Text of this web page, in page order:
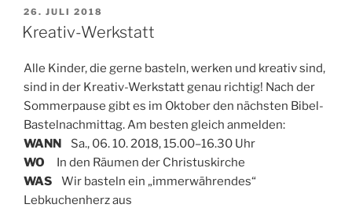
VERÖFFENTLICHT
AM
26. JULI 2018
Kreativ-Werkstatt
Alle Kinder, die gerne basteln, werken und kreativ sind,
sind in der Kreativ-Werkstatt genau richtig! Nach der
Sommerpause gibt es im Oktober den nächsten Bibel-
Bastelnachmittag. Am besten gleich anmelden:
WANN
Sa., 06. 10. 2018, 15.00–16.30 Uhr
WO In den Räumen der Christuskirche
WAS Wir basteln ein „immerwährendes“
Lebkuchenherz aus